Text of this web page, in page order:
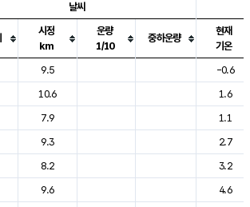
지점, 날씨, 기온, 강수, 바람, 기압등을 안내한 표입
날씨
시정
km
운량
1/10
중하운량
현재
기온
9.5
-0.6
10.6
1.6
7.9
1.1
9.3
2.7
8.2
3.2
9.6
4.6